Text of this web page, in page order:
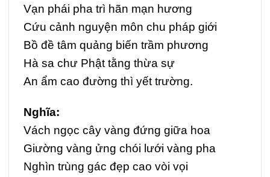
Vạn phái pha trì hãn mạn hương
Cứu cảnh nguyện môn chu pháp giới
Bồ đề tâm quảng biến trầm phương
Hà sa chư Phật tằng thừa sự
An ẩm cao đường thì yết trường.
Nghĩa:
Vách ngọc cây vàng đứng giữa hoa
Giường vàng ửng chói lưới vàng pha
Nghìn trùng gác đẹp cao vòi vọi